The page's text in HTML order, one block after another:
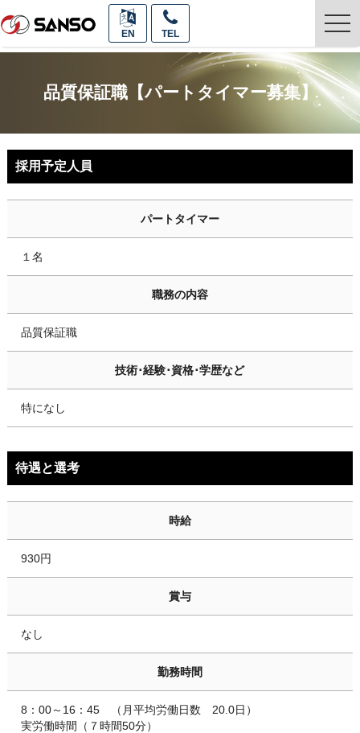
EN TEL
品質保証職【パートタイマー募集】
採用予定人員
パートタイマー
１名
職務の内容
品質保証職
技術･経験･資格･学歴など
特になし
待遇と選考
時給
930円
賞与
なし
勤務時間
8：00～16：45 （月平均労働日数 20.0日）
実労働時間（７時間50分）